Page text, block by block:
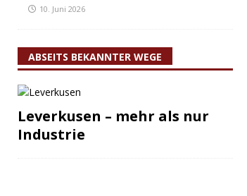
10. Juni 2026
ABSEITS BEKANNTER WEGE
Leverkusen – mehr als nur
Industrie